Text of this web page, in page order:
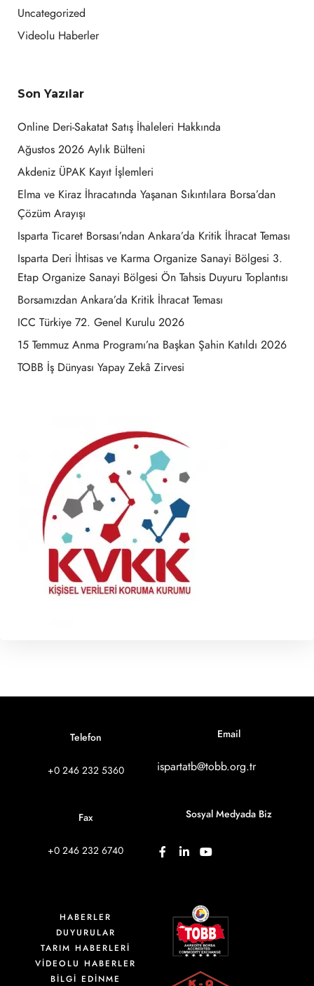
Uncategorized
Videolu Haberler
Son Yazılar
Online Deri-Sakatat Satış İhaleleri Hakkında
Ağustos 2026 Aylık Bülteni
Akdeniz ÜPAK Kayıt İşlemleri
Elma ve Kiraz İhracatında Yaşanan Sıkıntılara Borsa’dan
Çözüm Arayışı
Isparta Ticaret Borsası’ndan Ankara’da Kritik İhracat Teması
Isparta Deri İhtisas ve Karma Organize Sanayi Bölgesi 3.
Etap Organize Sanayi Bölgesi Ön Tahsis Duyuru Toplantısı
Borsamızdan Ankara’da Kritik İhracat Teması
ICC Türkiye 72. Genel Kurulu 2026
15 Temmuz Anma Programı’na Başkan Şahin Katıldı 2026
TOBB İş Dünyası Yapay Zekâ Zirvesi
Telefon
+0 246 232 5360
Fax
+0 246 232 6740
Email
ispartatb@tobb.org.tr
Sosyal Medyada Biz
HABERLER
DUYURULAR
TARIM HABERLERİ
VIDEOLU HABERLER
BİLGİ EDİNME